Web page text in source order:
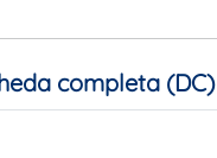
completa (DC)